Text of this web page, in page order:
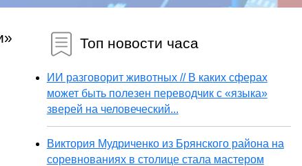
Топ новости часа
ИИ разговорит животных // В каких сферах
может быть полезен переводчик с «языка»
зверей на человеческий...
Виктория Мудриченко из Брянского района на
соревнованиях в столице стала мастером